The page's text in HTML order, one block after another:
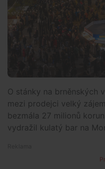
O stánky na brněnských
mezi prodejci velký
bezmála 27 milionů
vydražil kulatý bar na